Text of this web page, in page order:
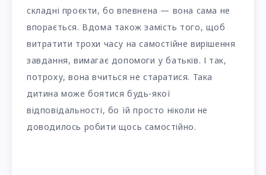
складні проєкти, бо впевнена — вона сама не
впорається. Вдома також замість того, щоб
витратити трохи часу на самостійне вирішення
завдання, вимагає допомоги у батьків. І так,
потроху, вона вчиться не старатися. Така
дитина може боятися будь-якої
відповідальності, бо їй просто ніколи не
доводилось робити щось самостійно.